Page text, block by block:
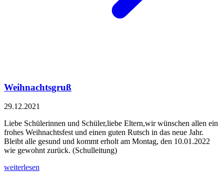
Weihnachtsgruß
29.12.2021
Liebe Schülerinnen und Schüler,liebe Eltern,wir wünschen allen ein
frohes Weihnachtsfest und einen guten Rutsch in das neue Jahr.
Bleibt alle gesund und kommt erholt am Montag, den 10.01.2022
wie gewohnt zurück. (Schulleitung)
weiterlesen